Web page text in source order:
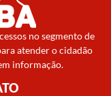
no segmento de
atender o cidadão
informação.